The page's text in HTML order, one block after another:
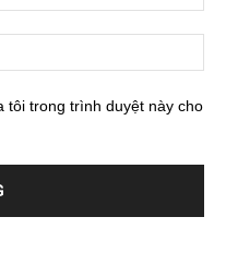
tôi trong trình duyệt này cho